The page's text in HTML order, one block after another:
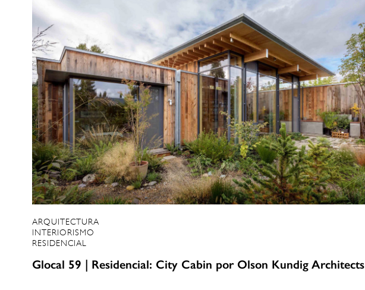
ARQUITECTURA
INTERIORISMO
RESIDENCIAL
Glocal 59 | Residencial: City Cabin por Olson Kundig Architects